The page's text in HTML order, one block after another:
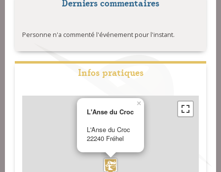
Personne n'a commenté l'événement pour l'instant.
Infos pratiques
L'Anse du Croc
L'Anse du Croc
22240 Fréhel
×